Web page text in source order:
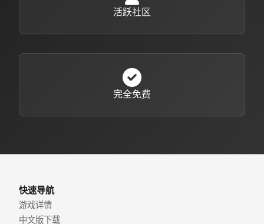
活跃社区
完全免费
快速导航
游戏详情
中文版下载